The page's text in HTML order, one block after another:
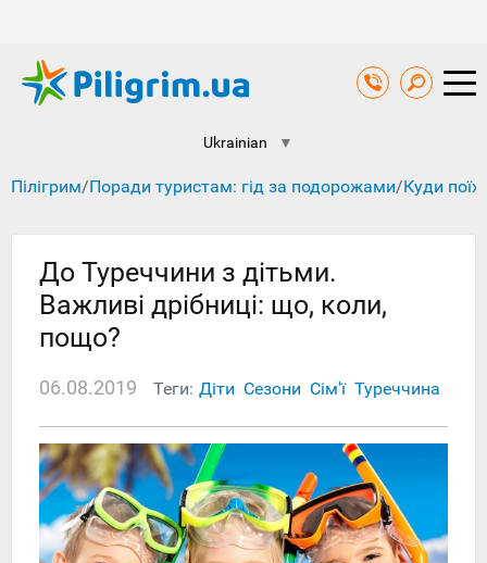
Ukrainian ▼
Пілігрим/Поради туристам: гід за подорожами/Куди
До Туреччини з дітьми.
Важливі дрібниці: що, коли,
пощо?
06.08.2019 Теги: Діти Сезони Сім'ї Туреччина